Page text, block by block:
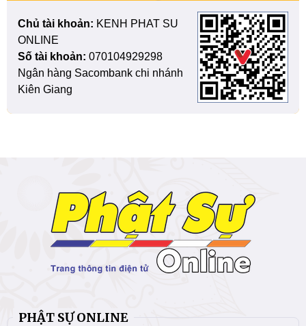
Chủ tài khoản: KENH PHAT SU
ONLINE
Số tài khoản: 070104929298
Ngân hàng Sacombank chi nhánh
Kiên Giang
PHẬT SỰ ONLINE